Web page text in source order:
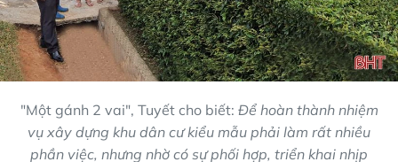
"Một gánh 2 vai", Tuyết cho biết: Để hoàn thành nhiệm
vụ xây dựng khu dân cư kiểu mẫu phải làm rất nhiều
phần việc, nhưng nhờ có sự phối hợp, triển khai nhịp